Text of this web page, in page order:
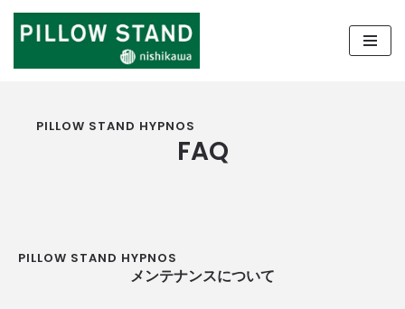
ン
PILLOW STAND HYPNOS
FAQ
PILLOW STAND HYPNOS
メンテナンスについて